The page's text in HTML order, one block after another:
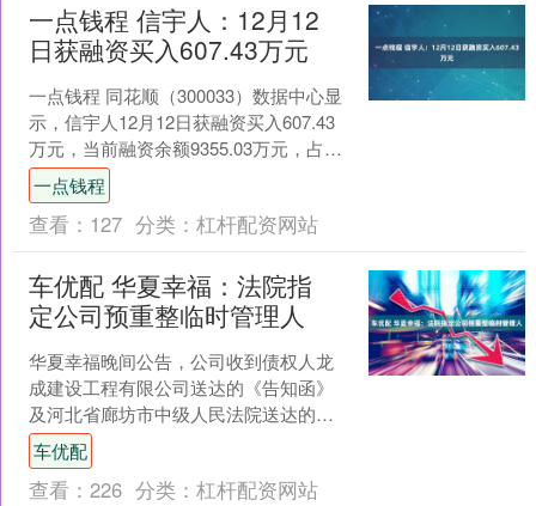
一点钱程 信宇人：12月12
日获融资买入607.43万元
一点钱程 同花顺（300033）数据中心显
示，信宇人12月12日获融资买入607.43
万元，当前融资余额9355.03万元，占流
通市值的7.63%，超过历史70....
一点钱程
查看： 127 分类： 杠杆配资网站
车优配 华夏幸福：法院指
定公司预重整临时管理人
华夏幸福晚间公告，公司收到债权人龙
成建设工程有限公司送达的《告知函》
及河北省廊坊市中级人民法院送达的
《河北省廊坊市中级人民法院通知书》
（（2025）冀10破申6....
车优配
查看： 226 分类： 杠杆配资网站